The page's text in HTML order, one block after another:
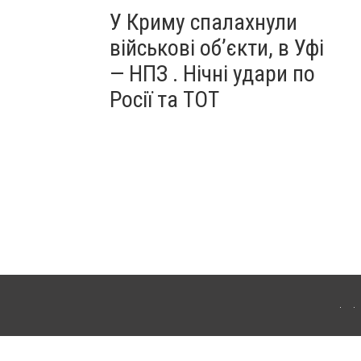
У Криму спалахнули
військові об’єкти, в Уфі
— НПЗ . Нічні удари по
Росії та ТОТ